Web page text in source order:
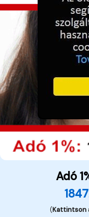
Adó
(Kattintson